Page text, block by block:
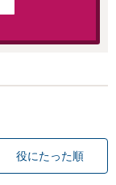
役にたった順